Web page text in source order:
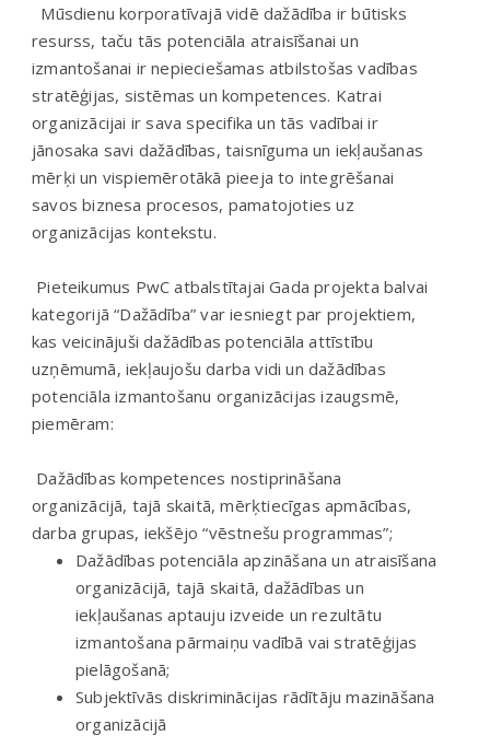
Mūsdienu korporatīvajā vidē dažādība ir būtisks
resurss, taču tās potenciāla atraisīšanai un
izmantošanai ir nepieciešamas atbilstošas vadības
stratēģijas, sistēmas un kompetences. Katrai
organizācijai ir sava specifika un tās vadībai ir
jānosaka savi dažādības, taisnīguma un iekļaušanas
mērķi un vispiemērotākā pieeja to integrēšanai
savos biznesa procesos, pamatojoties uz
organizācijas kontekstu.
Pieteikumus PwC atbalstītajai Gada projekta balvai
kategorijā “Dažādība” var iesniegt par projektiem,
kas veicinājuši dažādības potenciāla attīstību
uzņēmumā, iekļaujošu darba vidi un dažādības
potenciāla izmantošanu organizācijas izaugsmē,
piemēram:
Dažādības kompetences nostiprināšana
organizācijā, tajā skaitā, mērķtiecīgas apmācības,
darba grupas, iekšējo “vēstnešu programmas”;
Dažādības potenciāla apzināšana un atraisīšana
organizācijā, tajā skaitā, dažādības un
iekļaušanas aptauju izveide un rezultātu
izmantošana pārmaiņu vadībā vai stratēģijas
pielāgošanā;
Subjektīvās diskriminācijas rādītāju mazināšana
organizācijā